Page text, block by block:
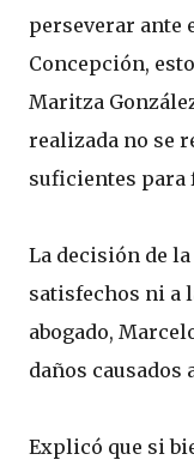
perseverar ante
Concepción,
Maritza
realizada no se
suficientes para
La decisión de
satisfechos ni a
abogado,
daños causados
Explicó que si